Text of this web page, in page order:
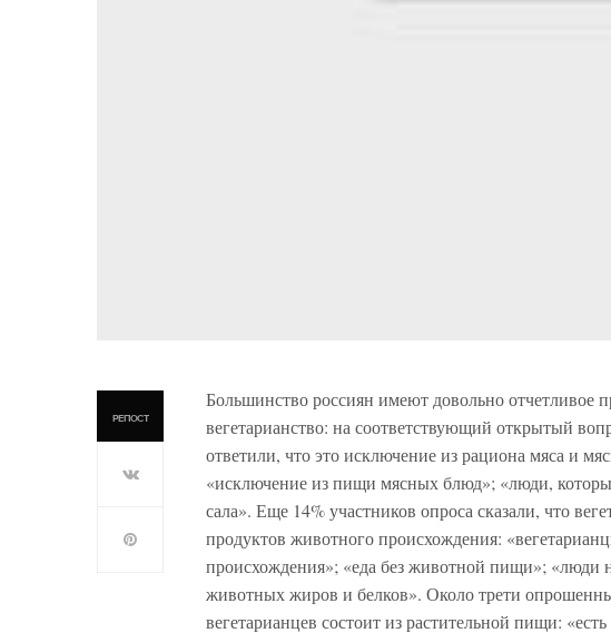
РЕПОСТ
Большинство россиян имеют довольно отчетливое
вегетарианство: на соответствующий открытый
ответили, что это исключение из рациона мяса и
«исключение из пищи мясных блюд»; «люди,
сала». Еще 14% участников опроса сказали, что
продуктов животного происхождения:
происхождения»; «еда без животной пищи»; «люди
животных жиров и белков». Около трети
вегетарианцев состоит из растительной пищи: